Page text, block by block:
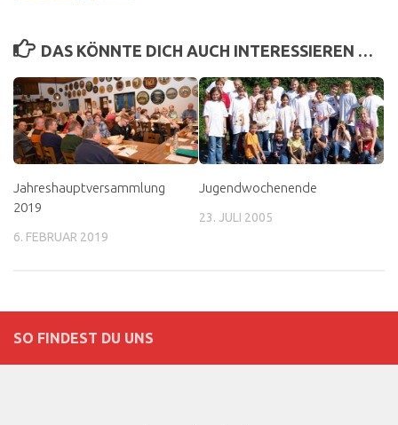
DAS KÖNNTE DICH AUCH INTERESSIEREN …
Jahreshauptversammlung
2019
6. FEBRUAR 2019
Jugendwochenende
23. JULI 2005
SO FINDEST DU UNS